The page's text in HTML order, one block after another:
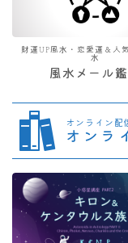
財運UP風水・恋愛運＆人
水
風水メール
オンライン
オンラ